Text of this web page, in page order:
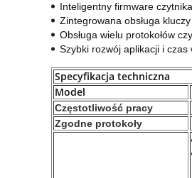
Inteligentny firmware
Zintegrowana obsługa kluczy
Obsługa wielu protokołów
Szybki rozwój aplikacji i
Specyfikacja techniczna
Model
Częstotliwość pracy
Zgodne protokoły